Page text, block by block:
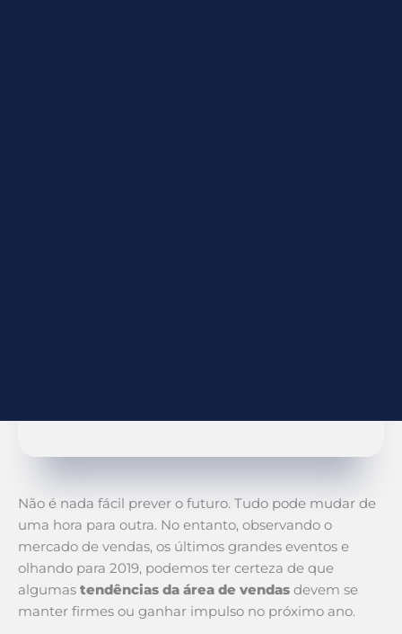
Não é nada fácil prever o futuro. Tudo pode mudar de
uma hora para outra. No entanto, observando o
mercado de vendas, os últimos grandes eventos e
olhando para 2019, podemos ter certeza de que
algumas tendências da área de vendas devem se
manter firmes ou ganhar impulso no próximo ano.